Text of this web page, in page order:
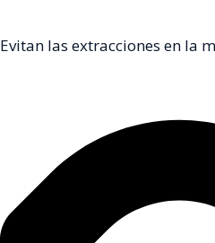
Evitan las extracciones en la